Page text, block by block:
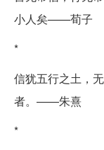
小人矣——荀子
*
信犹五行之土，
者。——朱熹
*